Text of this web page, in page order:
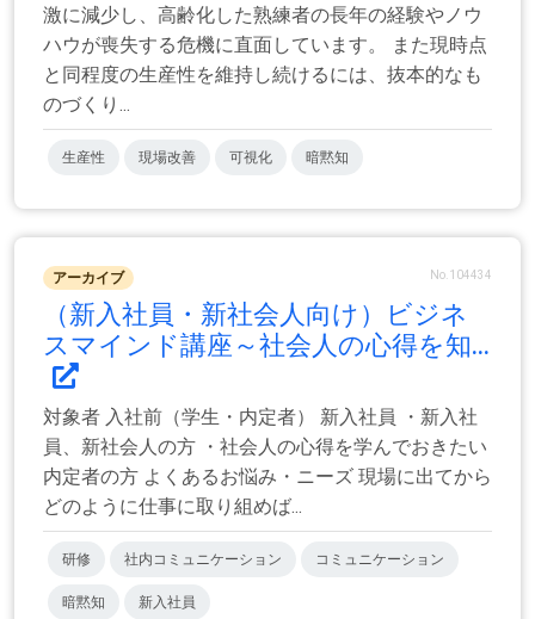
激に減少し、高齢化した熟練者の長年の経験やノウ
ハウが喪失する危機に直面しています。 また現時点
と同程度の生産性を維持し続けるには、抜本的なも
のづくり...
生産性 現場改善 可視化 暗黙知
アーカイブ No.104434
（新入社員・新社会人向け）ビジネ
スマインド講座～社会人の心得を知...
対象者 入社前（学生・内定者） 新入社員 ・新入社
員、新社会人の方 ・社会人の心得を学んでおきたい
内定者の方 よくあるお悩み・ニーズ 現場に出てから
どのように仕事に取り組めば...
研修 社内コミュニケーション コミュニケーション
暗黙知 新入社員